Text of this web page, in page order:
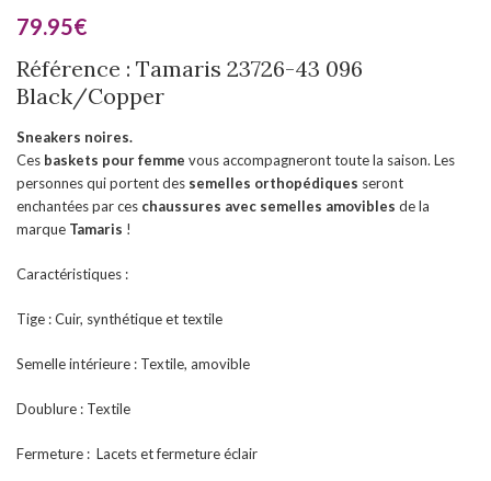
79.95€
Référence : Tamaris 23726-43 096
Black/Copper
Sneakers noires.
Ces baskets pour femme vous accompagneront toute la saison. Les
personnes qui portent des semelles orthopédiques seront
enchantées par ces chaussures avec semelles amovibles de la
marque Tamaris !
Caractéristiques :
Tige : Cuir, synthétique et textile
Semelle intérieure : Textile, amovible
Doublure : Textile
Fermeture : Lacets et fermeture éclair